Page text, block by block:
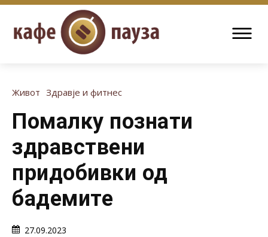
Живот Здравје и фитнес
Помалку познати
здравствени
придобивки од
бадемите
27.09.2023